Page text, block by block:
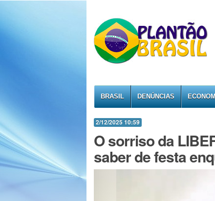
BRASIL DENÚNCIAS
2/12/2025 10:59
O sorriso da
saber de festa